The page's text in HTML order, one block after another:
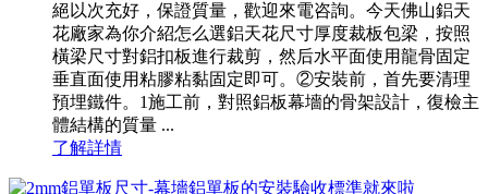
絕以次充好，保證質量，歡迎來電咨詢。今天佛山鋁天
花廠家為你介紹怎么選鋁天花尺寸厚度裁板包梁，按照
橫梁尺寸對鋁扣板進行裁剪，然后水平面使用龍骨固定
垂直面使用粘膠粘黏固定即可。②安裝前，首先要清理
預埋鐵件。1施工前，對照鋁板幕墻的骨架設計，復檢主
體結構的質量 ...
了解詳情